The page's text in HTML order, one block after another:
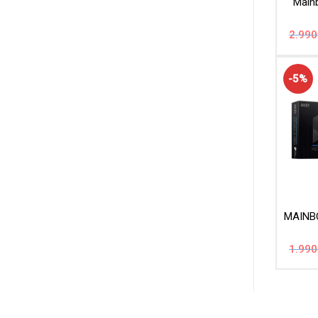
-5%